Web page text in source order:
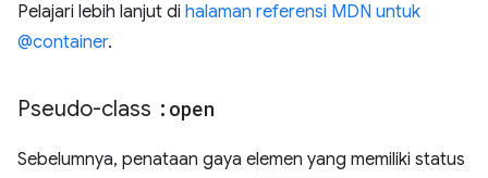
Pelajari lebih lanjut di halaman referensi MDN untuk
@container.
Pseudo-class :open
Sebelumnya, penataan gaya elemen yang memiliki status